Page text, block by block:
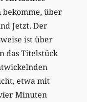
über
Jetzt. Der
ist über
das Titelstück
etwa mit
Minuten